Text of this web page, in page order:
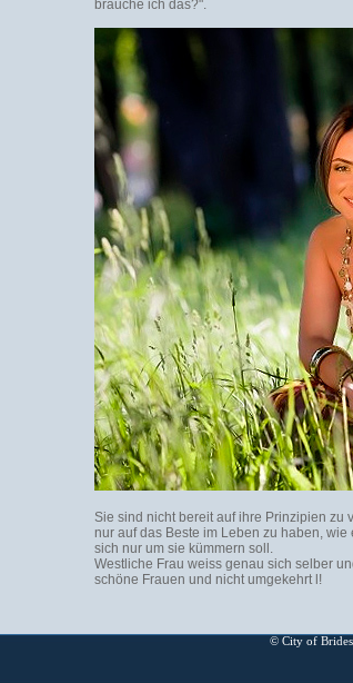
brauche ich das?".
Sie sind nicht bereit auf ihre Prinzipien zu
nur auf das Beste im Leben zu haben,
sich nur um sie kümmern soll.
Westliche Frau weiss genau sich selber
schöne Frauen und nicht umgekehrt l!
© City of Brides